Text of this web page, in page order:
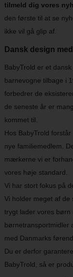
tilmeld dig vores
den første til at se
ikke vil gå glip af.
Dansk design
BabyTrold er et
barnevogne tilbage i
forbedrer de
de seneste år er
kommet til.
Hos BabyTrold
nye familiemedlem.
mærkerne vi er
vores høje standard.
Vi har stort fokus på
Vi holder meget af de
trygt lader vores børn
børnetransportmidler
med Danmarks
Du er derfor
BabyTrold, så er